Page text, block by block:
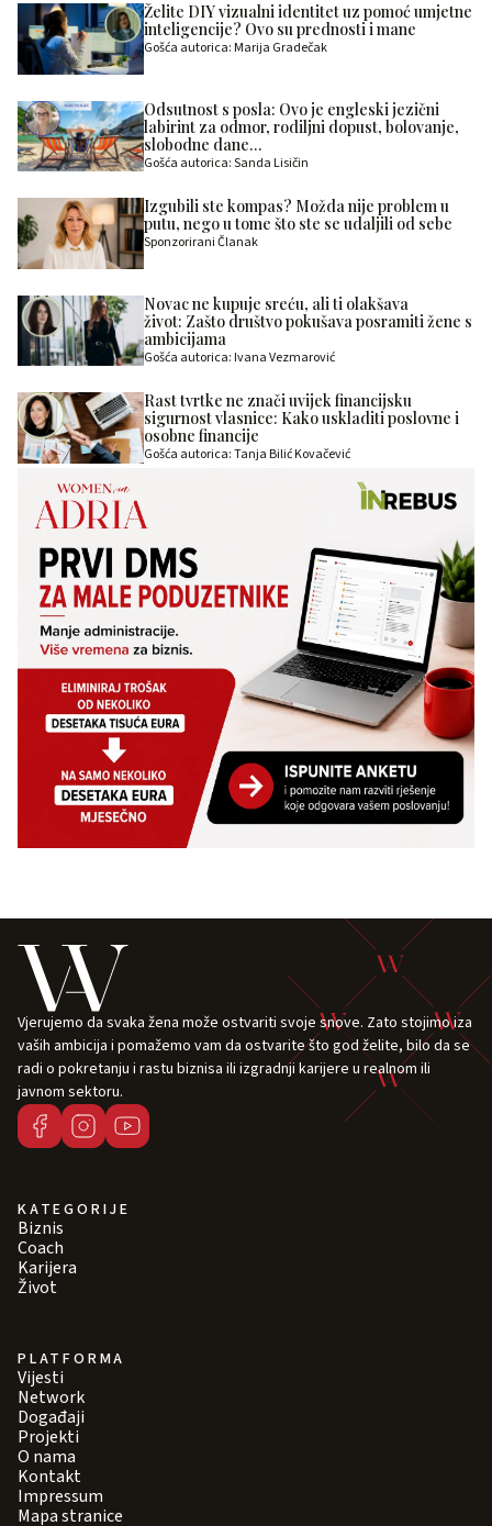
Želite DIY vizualni identitet uz pomoć umjetne
inteligencije? Ovo su prednosti i mane
Gošća autorica: Marija Gradečak
Odsutnost s posla: Ovo je engleski jezični
labirint za odmor, rodiljni dopust, bolovanje,
slobodne dane…
Gošća autorica: Sanda Lisičin
Izgubili ste kompas? Možda nije problem u
putu, nego u tome što ste se udaljili od sebe
Sponzorirani Članak
Novac ne kupuje sreću, ali ti olakšava
život: Zašto društvo pokušava posramiti žene s
ambicijama
Gošća autorica: Ivana Vezmarović
Rast tvrtke ne znači uvijek financijsku
sigurnost vlasnice: Kako uskladiti poslovne i
osobne financije
Gošća autorica: Tanja Bilić Kovačević
Vjerujemo da svaka žena može ostvariti svoje snove. Zato stojimo iza
vaših ambicija i pomažemo vam da ostvarite što god želite, bilo da se
radi o pokretanju i rastu biznisa ili izgradnji karijere u realnom ili
javnom sektoru.
KATEGORIJE
Biznis
Coach
Karijera
Život
PLATFORMA
Vijesti
Network
Događaji
Projekti
O nama
Kontakt
Impressum
Mapa stranice